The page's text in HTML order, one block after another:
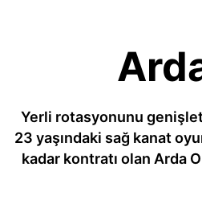
Yerli rotasyonunu
23 yaşındaki sağ kanat
kadar kontratı olan Arda